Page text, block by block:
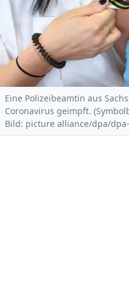
Eine Polizeibeamtin aus
Coronavirus geimpft.
Bild: picture alliance/dpa/